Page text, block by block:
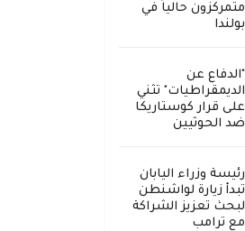
متمركزون حالياً في
بولندا
"الدفاع عن
الديمقراطيات" تثني
على قرار كوستاريكا
ضد الحوثيين
رئيسة وزراء اليابان
تبدأ زيارة لواشنطن
لبحث تعزيز الشراكة
مع ترامب